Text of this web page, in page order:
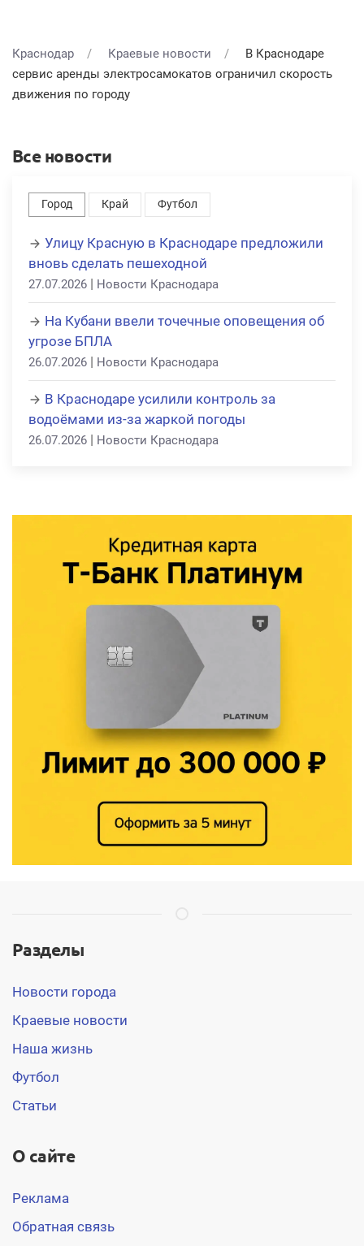
Краснодар Краевые новости
В Краснодаре
сервис аренды электросамокатов ограничил скорость
движения по городу
Все новости
Город Край Футбол
Улицу Красную в Краснодаре предложили
вновь сделать пешеходной
27.07.2026 | Новости Краснодара
На Кубани ввели точечные оповещения об
угрозе БПЛА
26.07.2026 | Новости Краснодара
В Краснодаре усилили контроль за
водоёмами из-за жаркой погоды
26.07.2026 | Новости Краснодара
Разделы
Новости города
Краевые новости
Наша жизнь
Футбол
Статьи
О сайте
Реклама
Обратная связь